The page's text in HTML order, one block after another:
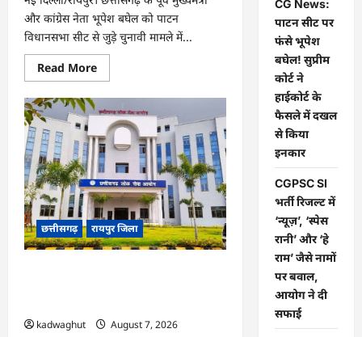
और कांग्रेस नेता भूपेश बघेल को पाटन
विधानसभा सीट से जुड़े चुनावी मामले में...
Read MoreRead
more
CG
News:
पाटन
सीट
पर
फंसे
भूपेश
बघेल!
सुप्रीम
कोर्ट
ने
हाईकोर्ट
के
फैसले
छत्तीसगढ़ रायपुर जिला
kadwaghut
August 7, 2026
CG News:
पाटन सीट पर
फंसे भूपेश
बघेल! सुप्रीम
कोर्ट ने
हाईकोर्ट के
फैसले में दखल
से किया
इनकार
CGPSC SI
भर्ती रिजल्ट में
‘न्यूज़’, ‘स्पेस
रानी’ और ‘हे
राम’ जैसे नामों
पर बवाल,
आयोग ने दी
सफाई